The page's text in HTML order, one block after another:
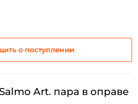
о поступлении
Art. пара в оправе